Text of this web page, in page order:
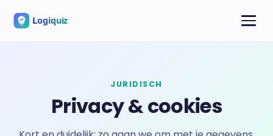
JURIDISCH
Privacy & cookies